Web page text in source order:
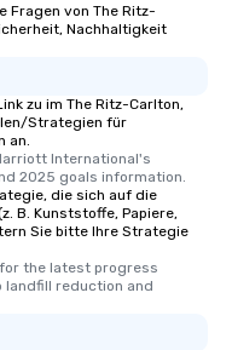
Fragen von The Ritz-
Nachhaltigkeit
zu im The Ritz-Carlton,
Strategien für
an.
International's
2025 goals information.
die sich auf die
B. Kunststoffe, Papiere,
Sie bitte Ihre Strategie
the latest progress
reduction and